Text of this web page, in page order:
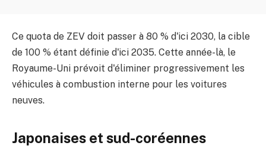
Ce quota de ZEV doit passer à 80 % d'ici 2030, la cible
de 100 % étant définie d'ici 2035. Cette année-là, le
Royaume-Uni prévoit d'éliminer progressivement les
véhicules à combustion interne pour les voitures
neuves.
Japonaises et sud-coréennes